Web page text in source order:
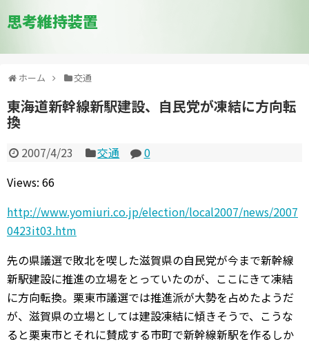
思考維持装置
ホーム 交通
東海道新幹線新駅建設、自民党が凍結に方向転
換
2007/4/23 交通
0
Views: 66
http://www.yomiuri.co.jp/election/local2007/news/2007
0423it03.htm
先の県議選で敗北を喫した滋賀県の自民党が今まで新幹線
新駅建設に推進の立場をとっていたのが、ここにきて凍結
に方向転換。栗東市議選では推進派が大勢を占めたようだ
が、滋賀県の立場としては建設凍結に傾きそうで、こうな
ると栗東市とそれに賛成する市町で新幹線新駅を作るしか